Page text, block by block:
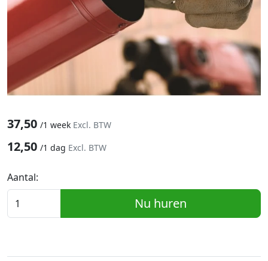
12,50 /1 dag Excl. BTW
37,50 /1 week Excl. BTW
Aantal:
Nu huren